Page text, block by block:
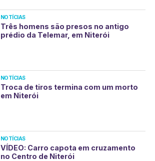
NOTÍCIAS
Três homens são presos no antigo
prédio da Telemar, em Niterói
NOTÍCIAS
Troca de tiros termina com um morto
em Niterói
NOTÍCIAS
VÍDEO: Carro capota em cruzamento
no Centro de Niterói